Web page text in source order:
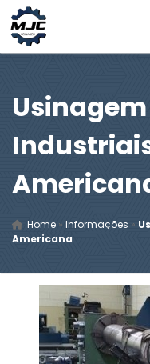
Home » Informações »
Americana